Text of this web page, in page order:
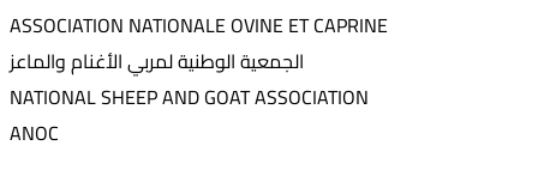
ASSOCIATION NATIONALE OVINE ET CAPRINE
الجمعية الوطنية لمربي الأغنام والماعز
NATIONAL SHEEP AND GOAT ASSOCIATION
ANOC